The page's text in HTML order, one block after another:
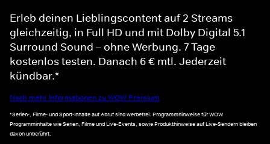
Erleb deinen Lieblingscontent auf 2 Streams
gleichzeitig, in Full HD und mit Dolby Digital 5.1
Surround Sound – ohne Werbung. 7 Tage
kostenlos testen. Danach 6 € mtl. Jederzeit
kündbar.*
Noch mehr Informationen zu WOW Premium
*Serien-, Filme- und Sport-Inhalte auf Abruf sind werbefrei. Programmhinweise für WOW
Programminhalte wie Serien, Filme und Live-Events, sowie Produkthinweise auf Live-Sendern bleiben
davon unberührt.